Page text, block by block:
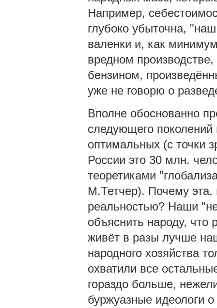
Например,
глубоко убыточна,
валенки и, как
вредном
бензином,
уже не говорю о
Вполне обоснованно
следующего поколений
оптимальных (с точки
России это 30 млн.
теоретиками
М.Тетчер). Почему эта,
реальностью? Наши
объяснить народу, что
живёт в разы лучше
народного хозяйства
охватили все
гораздо больше,
буржуазные идеологи